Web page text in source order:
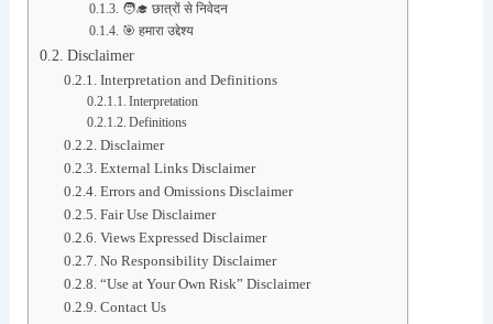
🧑‍🎓 छात्रों से निवेदन
🎯 हमारा उद्देश्य
Disclaimer
Interpretation and Definitions
Interpretation
Definitions
Disclaimer
External Links Disclaimer
Errors and Omissions Disclaimer
Fair Use Disclaimer
Views Expressed Disclaimer
No Responsibility Disclaimer
“Use at Your Own Risk” Disclaimer
Contact Us